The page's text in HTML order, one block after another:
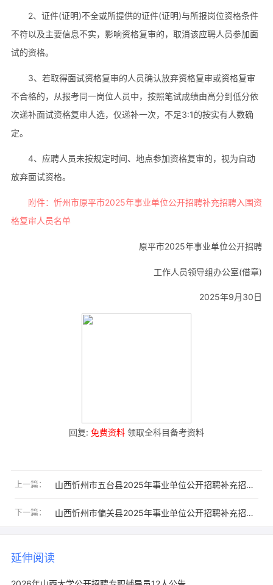
2、证件(证明)不全或所提供的证件(证明)与所报岗位资格条件
不符以及主要信息不实，影响资格复审的，取消该应聘人员参加面
试的资格。
3、若取得面试资格复审的人员确认放弃资格复审或资格复审
不合格的，从报考同一岗位人员中，按照笔试成绩由高分到低分依
次递补面试资格复审人选，仅递补一次，不足3:1的按实有人数确
定。
4、应聘人员未按规定时间、地点参加资格复审的，视为自动
放弃面试资格。
附件：忻州市原平市2025年事业单位公开招聘补充招聘入围资
格复审人员名单
原平市2025年事业单位公开招聘
工作人员领导组办公室(借章)
2025年9月30日
回复: 免费资料 领取全科目备考资料
上一篇： 山西忻州市五台县2025年事业单位公开招聘补充招聘资格复审公告
下一篇： 山西忻州市偏关县2025年事业单位公开招聘补充招聘资格复审公告
延伸阅读